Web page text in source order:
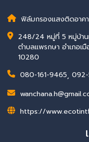
ฟิล์มกรองแสงติดอาค
248/24 หมู่ที่ 5 หมู่บ้า
ตำบลแพรกษา อำเภอเ
10280
080-161-9465, 092-
https://